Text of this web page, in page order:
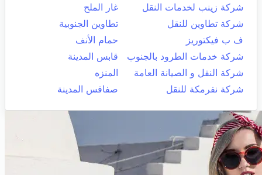
شركة زينب لخدمات النقل
غار الملح
شركة تطاوين للنقل
تطاوين الجنوبية
ف ب فيكتوريز
حمام الأنف
شركة خدمات الطرود بالجنوب
قابس المدينة
شركة النقل و الصيانة العامة
المنزه
شركة نفرمكة للنقل
صفاقس المدينة